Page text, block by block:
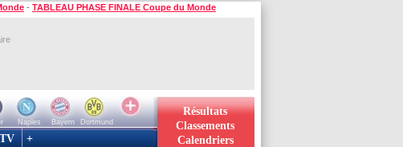
- TABLEAU PHASE FINALE Coupe du Monde
Naples Bayern
Dortmund
Résultats
Classements
Calendriers
TV +